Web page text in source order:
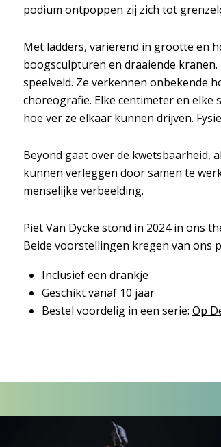
podium ontpoppen zij zich tot
Met ladders, variërend in grootte en
boogsculpturen en draaiende
speelveld. Ze verkennen onbekende
choreografie. Elke centimeter en elke
hoe ver ze elkaar kunnen drijven.
Beyond gaat over de kwetsbaarheid,
kunnen verleggen door samen te
menselijke verbeelding.
Piet Van Dycke stond in 2024 in ons
Beide voorstellingen kregen van ons
Inclusief een drankje
Geschikt vanaf 10 jaar
Bestel voordelig in een serie: Op